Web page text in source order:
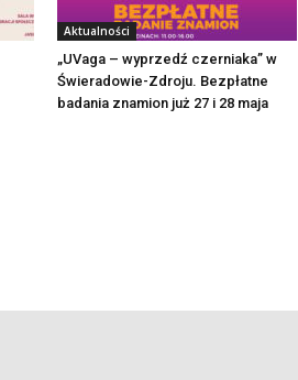
Aktualności
„UVaga – wyprzedź czerniaka” w
Świeradowie-Zdroju. Bezpłatne
badania znamion już 27 i 28 maja